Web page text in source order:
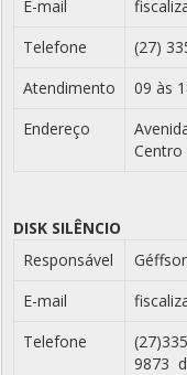
E-mail
Telefone
(27)
Atendimento
09 às
Endereço
Centro
DISK SILÊNCIO
Responsável
E-mail
Telefone
9873